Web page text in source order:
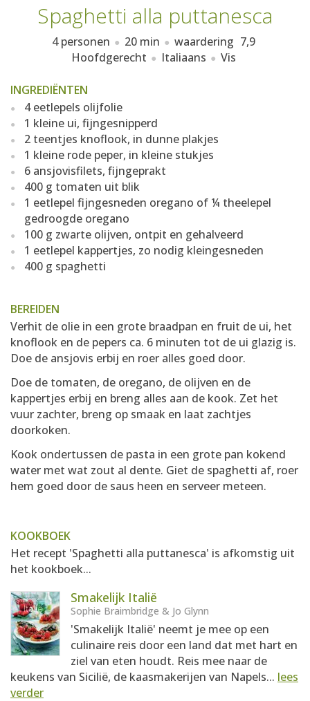
Spaghetti alla puttanesca
4 personen 20 min waardering 7,9
Hoofdgerecht
Italiaans Vis
INGREDIËNTEN
4 eetlepels olijfolie
1 kleine ui, fijngesnipperd
2 teentjes knoflook, in dunne plakjes
1 kleine rode peper, in kleine stukjes
6 ansjovisfilets, fijngeprakt
400 g tomaten uit blik
1 eetlepel fijngesneden oregano of ¼ theelepel
gedroogde oregano
100 g zwarte olijven, ontpit en gehalveerd
1 eetlepel kappertjes, zo nodig kleingesneden
400 g spaghetti
BEREIDEN
Verhit de olie in een grote braadpan en fruit de ui, het
knoflook en de pepers ca. 6 minuten tot de ui glazig is.
Doe de ansjovis erbij en roer alles goed door.
Doe de tomaten, de oregano, de olijven en de
kappertjes erbij en breng alles aan de kook. Zet het
vuur zachter, breng op smaak en laat zachtjes
doorkoken.
Kook ondertussen de pasta in een grote pan kokend
water met wat zout al dente. Giet de spaghetti af, roer
hem goed door de saus heen en serveer meteen.
KOOKBOEK
Het recept 'Spaghetti alla puttanesca' is afkomstig uit
het kookboek...
Smakelijk Italië
Sophie Braimbridge & Jo Glynn
'Smakelijk Italië' neemt je mee op een
culinaire reis door een land dat met hart en
ziel van eten houdt. Reis mee naar de
keukens van Sicilië, de kaasmakerijen van Napels... lees
verder